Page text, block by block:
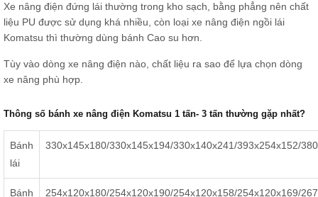
Xe nâng điện đứng lái thường trong kho sạch, bằng phẳng nên chất
liệu PU được sử dụng khá nhiều, còn loại xe nâng điện ngồi lái
Komatsu thì thường dùng bánh Cao su hơn.
Tùy vào dòng xe nâng điện nào, chất liệu ra sao để lựa chọn dòng
xe nâng phù hợp.
Thông số bánh xe nâng điện Komatsu 1 tấn- 3 tấn thường gặp nhất?
Bánh
lái
330x145x180/330x145x194/330x140x241/393x254x152/
Bánh
254x120x180/254x120x190/254x120x158/254x120x169/